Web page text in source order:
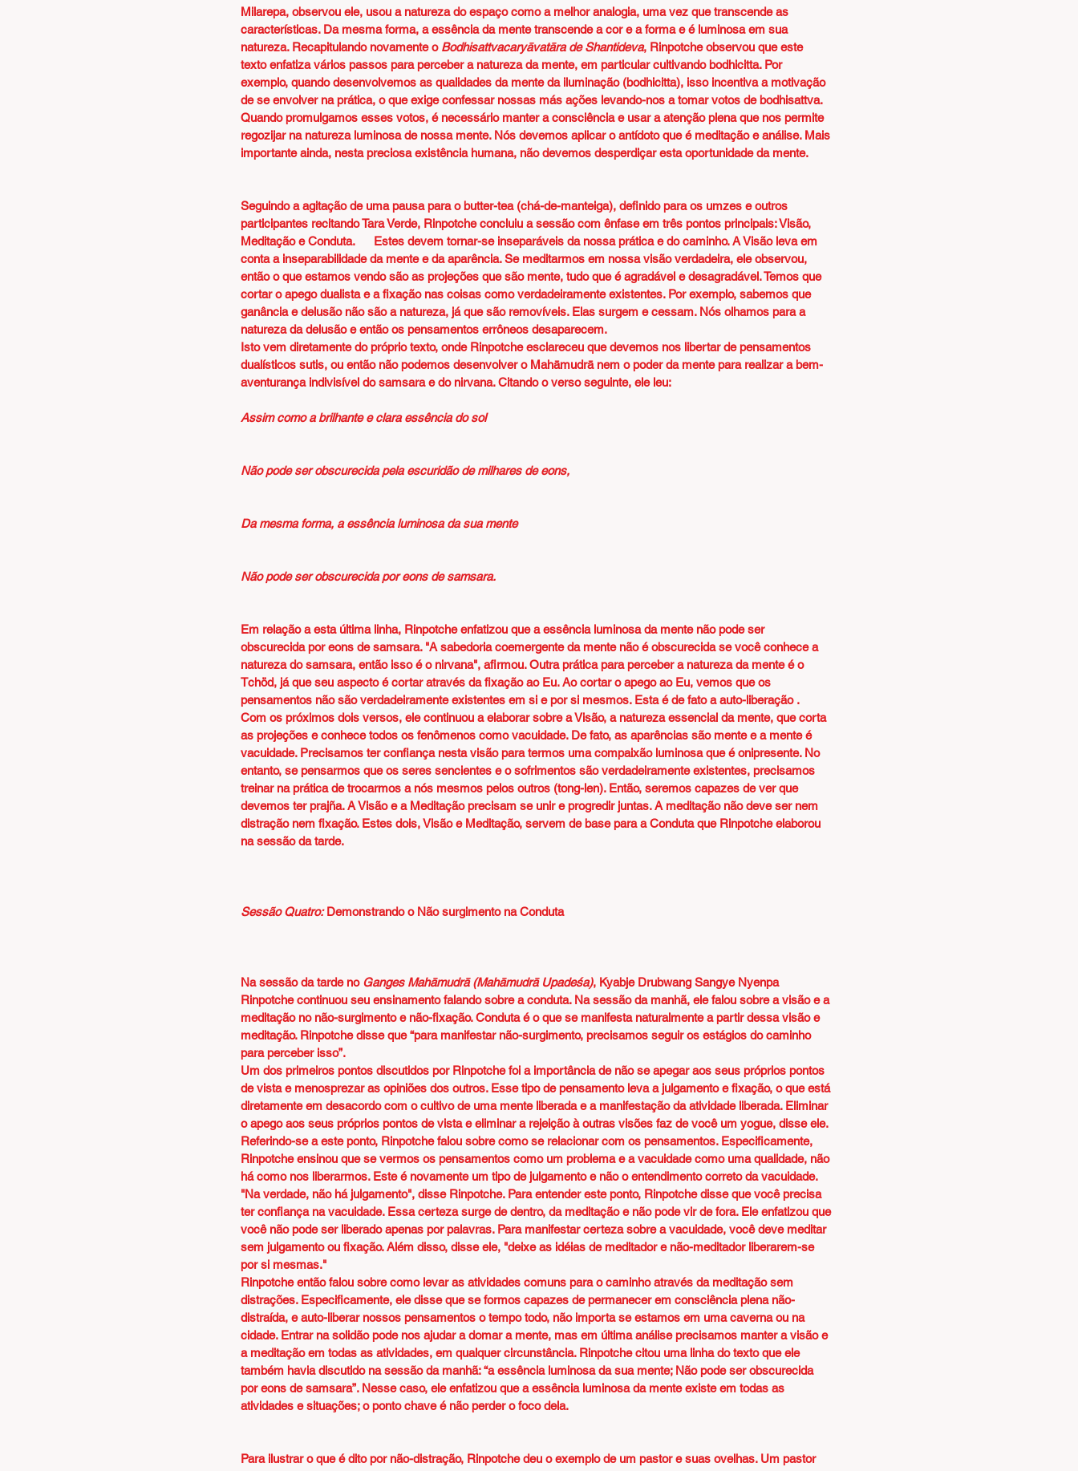
Milarepa, observou ele, usou a natureza do espaço como a melhor analogia, uma vez que transcende as
características. Da mesma forma, a essência da mente transcende a cor e a forma e é luminosa em sua
natureza. Recapitulando novamente o Bodhisattvacaryāvatāra de Shantideva, Rinpotche observou que este
texto enfatiza vários passos para perceber a natureza da mente, em particular cultivando bodhicitta. Por
exemplo, quando desenvolvemos as qualidades da mente da iluminação (bodhicitta), isso incentiva a motivação
de se envolver na prática, o que exige confessar nossas más ações levando-nos a tomar votos de bodhisattva.
Quando promulgamos esses votos, é necessário manter a consciência e usar a atenção plena que nos permite
regozijar na natureza luminosa de nossa mente. Nós devemos aplicar o antídoto que é meditação e análise. Mais
importante ainda, nesta preciosa existência humana, não devemos desperdiçar esta oportunidade da mente.
Seguindo a agitação de uma pausa para o butter-tea (chá-de-manteiga), definido para os umzes e outros
participantes recitando Tara Verde, Rinpotche concluiu a sessão com ênfase em três pontos principais: Visão,
Meditação e Conduta.      Estes devem tornar-se inseparáveis da nossa prática e do caminho. A Visão leva em
conta a inseparabilidade da mente e da aparência. Se meditarmos em nossa visão verdadeira, ele observou,
então o que estamos vendo são as projeções que são mente, tudo que é agradável e desagradável. Temos que
cortar o apego dualista e a fixação nas coisas como verdadeiramente existentes. Por exemplo, sabemos que
ganância e delusão não são a natureza, já que são removíveis. Elas surgem e cessam. Nós olhamos para a
natureza da delusão e então os pensamentos errôneos desaparecem.
Isto vem diretamente do próprio texto, onde Rinpotche esclareceu que devemos nos libertar de pensamentos
dualísticos sutis, ou então não podemos desenvolver o Mahāmudrā nem o poder da mente para realizar a bem-
aventurança indivisível do samsara e do nirvana. Citando o verso seguinte, ele leu:
Assim como a brilhante e clara essência do sol
Não pode ser obscurecida pela escuridão de milhares de eons,
Da mesma forma, a essência luminosa da sua mente
Não pode ser obscurecida por eons de samsara.
Em relação a esta última linha, Rinpotche enfatizou que a essência luminosa da mente não pode ser
obscurecida por eons de samsara. "A sabedoria coemergente da mente não é obscurecida se você conhece a
natureza do samsara, então isso é o nirvana", afirmou. Outra prática para perceber a natureza da mente é o
Tchöd, já que seu aspecto é cortar através da fixação ao Eu. Ao cortar o apego ao Eu, vemos que os
pensamentos não são verdadeiramente existentes em si e por si mesmos. Esta é de fato a auto-liberação .
Com os próximos dois versos, ele continuou a elaborar sobre a Visão, a natureza essencial da mente, que corta
as projeções e conhece todos os fenômenos como vacuidade. De fato, as aparências são mente e a mente é
vacuidade. Precisamos ter confiança nesta visão para termos uma compaixão luminosa que é onipresente. No
entanto, se pensarmos que os seres sencientes e o sofrimentos são verdadeiramente existentes, precisamos
treinar na prática de trocarmos a nós mesmos pelos outros (tong-len). Então, seremos capazes de ver que
devemos ter prajña. A Visão e a Meditação precisam se unir e progredir juntas. A meditação não deve ser nem
distração nem fixação. Estes dois, Visão e Meditação, servem de base para a Conduta que Rinpotche elaborou
na sessão da tarde.
Sessão Quatro: Demonstrando o Não surgimento na Conduta
Na sessão da tarde no Ganges Mahāmudrā (Mahāmudrā Upadeśa), Kyabje Drubwang Sangye Nyenpa
Rinpotche continuou seu ensinamento falando sobre a conduta. Na sessão da manhã, ele falou sobre a visão e a
meditação no não-surgimento e não-fixação. Conduta é o que se manifesta naturalmente a partir dessa visão e
meditação. Rinpotche disse que “para manifestar não-surgimento, precisamos seguir os estágios do caminho
para perceber isso”.
Um dos primeiros pontos discutidos por Rinpotche foi a importância de não se apegar aos seus próprios pontos
de vista e menosprezar as opiniões dos outros. Esse tipo de pensamento leva a julgamento e fixação, o que está
diretamente em desacordo com o cultivo de uma mente liberada e a manifestação da atividade liberada. Eliminar
o apego aos seus próprios pontos de vista e eliminar a rejeição à outras visões faz de você um yogue, disse ele.
Referindo-se a este ponto, Rinpotche falou sobre como se relacionar com os pensamentos. Especificamente,
Rinpotche ensinou que se vermos os pensamentos como um problema e a vacuidade como uma qualidade, não
há como nos liberarmos. Este é novamente um tipo de julgamento e não o entendimento correto da vacuidade.
"Na verdade, não há julgamento", disse Rinpotche. Para entender este ponto, Rinpotche disse que você precisa
ter confiança na vacuidade. Essa certeza surge de dentro, da meditação e não pode vir de fora. Ele enfatizou que
você não pode ser liberado apenas por palavras. Para manifestar certeza sobre a vacuidade, você deve meditar
sem julgamento ou fixação. Além disso, disse ele, "deixe as idéias de meditador e não-meditador liberarem-se
por si mesmas."
Rinpotche então falou sobre como levar as atividades comuns para o caminho através da meditação sem
distrações. Especificamente, ele disse que se formos capazes de permanecer em consciência plena não-
distraída, e auto-liberar nossos pensamentos o tempo todo, não importa se estamos em uma caverna ou na
cidade. Entrar na solidão pode nos ajudar a domar a mente, mas em última análise precisamos manter a visão e
a meditação em todas as atividades, em qualquer circunstância. Rinpotche citou uma linha do texto que ele
também havia discutido na sessão da manhã: “a essência luminosa da sua mente; Não pode ser obscurecida
por eons de samsara”. Nesse caso, ele enfatizou que a essência luminosa da mente existe em todas as
atividades e situações; o ponto chave é não perder o foco dela.
Para ilustrar o que é dito por não-distração, Rinpotche deu o exemplo de um pastor e suas ovelhas. Um pastor